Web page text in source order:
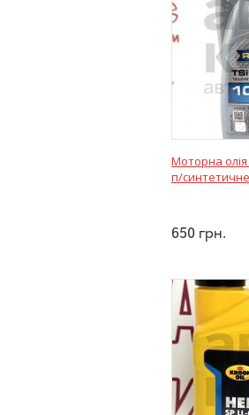
Моторна олія
п/
650 грн.